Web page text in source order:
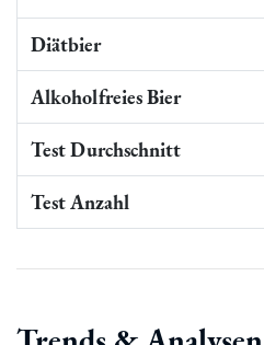
Diätbier
Alkoholfreies Bier
Test Durchschnitt
Test Anzahl